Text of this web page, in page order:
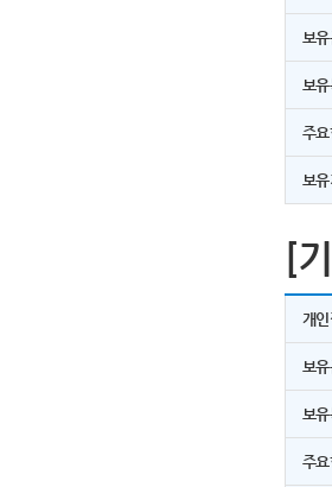
보유
보
주
보
[
개
보유
보
주